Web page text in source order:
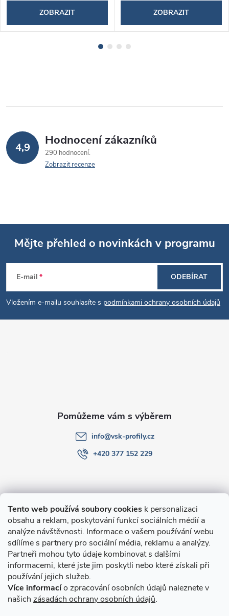
Tento web používá soubory cookies k personalizaci
obsahu a reklam, poskytování funkcí sociálních médií a
analýze návštěvnosti. Informace o vašem používání webu
sdílíme s partnery pro sociální média, reklamu a analýzy.
Partneři mohou tyto údaje kombinovat s dalšími
informacemi, které jste jim poskytli nebo které získali při
používání jejich služeb.
Více informacío zpracování osobních údajů naleznete v
našich zásadách ochrany osobních údajů.
ZOBRAZIT ZOBRAZIT
4,9 Hodnocení zákazníků
290 hodnocení
Zobrazit recenze
Z
á
p
Mějte přehled o novinkách v programu
E-mail
Vložením e-mailu souhlasíte s podmínkami ochrany osobních údajů
ODEBÍRAT
O nákupu
Novinky v programu Alusic
Archiv
info@vsk-profily.cz
+420 377 152 229